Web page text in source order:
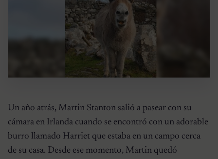
Un año atrás, Martin Stanton salió a pasear con su
cámara en Irlanda cuando se encontró con un adorable
burro llamado Harriet que estaba en un campo cerca
de su casa. Desde ese momento, Martin quedó